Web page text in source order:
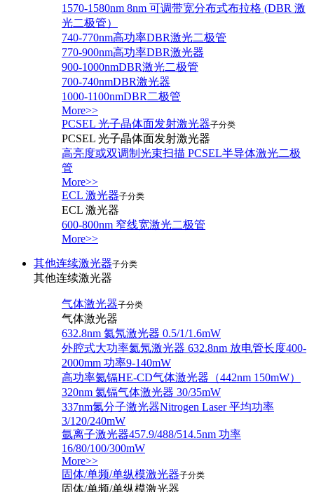
1570-1580nm 8nm 可调带宽分布式布拉格 (DBR 激
光二极管）
740-770nm高功率DBR激光二极管
770-900nm高功率DBR激光器
900-1000nmDBR激光二极管
700-740nmDBR激光器
1000-1100nmDBR二极管
More>>
PCSEL 光子晶体面发射激光器子分类
PCSEL 光子晶体面发射激光器
高亮度或双调制光束扫描 PCSEL半导体激光二极
管
More>>
ECL 激光器子分类
ECL 激光器
600-800nm 窄线宽激光二极管
More>>
其他连续激光器子分类
其他连续激光器
气体激光器子分类
气体激光器
632.8nm 氦氖激光器 0.5/1/1.6mW
外腔式大功率氦氖激光器 632.8nm 放电管长度400-
2000mm 功率9-140mW
高功率氦镉HE-CD气体激光器（442nm 150mW）
320nm 氦镉气体激光器 30/35mW
337nm氮分子激光器Nitrogen Laser 平均功率
3/120/240mW
氩离子激光器457.9/488/514.5nm 功率
16/80/100/300mW
More>>
固体/单频/单纵模激光器子分类
固体/单频/单纵模激光器